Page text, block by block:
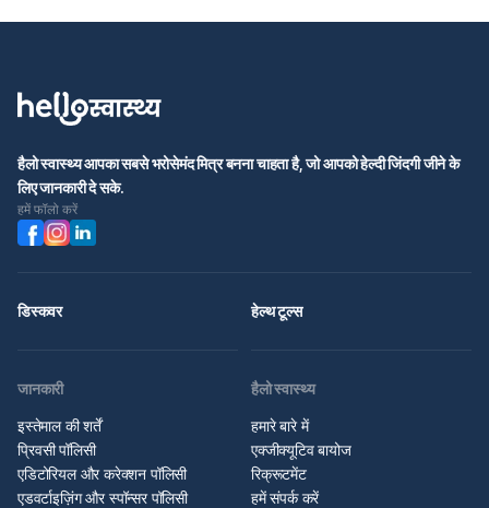
हैलो स्वास्थ्य आपका सबसे भरोसेमंद मित्र बनना चाहता है, जो आपको हेल्दी जिंदगी जीने के
लिए जानकारी दे सके.
हमें फॉलो करें
डिस्कवर हेल्थ टूल्स
जानकारी
इस्तेमाल की शर्तें
प्रिवसी पॉलिसी
एडिटोरियल और करेक्शन पॉलिसी
एडवर्टाइज़िंग और स्पॉन्सर पॉलिसी
हैलो स्वास्थ्य
हमारे बारे में
एक्जीक्यूटिव बायोज
रिक्रूटमेंट
हमें संपर्क करें